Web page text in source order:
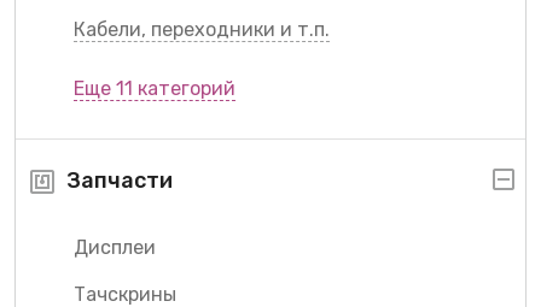
Кабели, переходники и т.п.
Еще 11 категорий
Запчасти
Дисплеи
Тачскрины